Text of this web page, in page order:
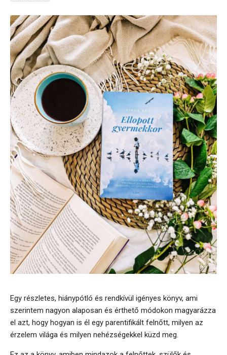
Rólam
Egy részletes, hiánypótló és rendkívül igényes könyv, ami
szerintem nagyon alaposan és érthető módokon magyarázza
el azt, hogy hogyan is él egy parentifikált felnőtt, milyen az
érzelem világa és milyen nehézségekkel küzd meg.